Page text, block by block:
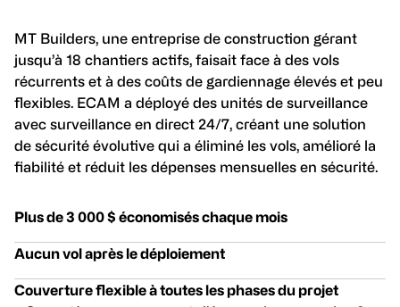
MT Builders, une entreprise de construction gérant
jusqu’à 18 chantiers actifs, faisait face à des vols
récurrents et à des coûts de gardiennage élevés et peu
flexibles. ECAM a déployé des unités de surveillance
avec surveillance en direct 24/7, créant une solution
de sécurité évolutive qui a éliminé les vols, amélioré la
fiabilité et réduit les dépenses mensuelles en sécurité.
Plus de 3 000 $ économisés chaque mois
Aucun vol après le déploiement
Couverture flexible à toutes les phases du projet